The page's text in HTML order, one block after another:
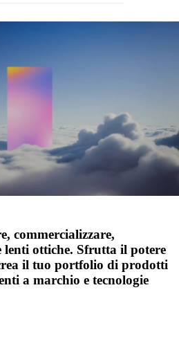
commercializzare,
ottiche. Sfrutta il potere
il tuo portfolio di prodotti
a marchio e tecnologie